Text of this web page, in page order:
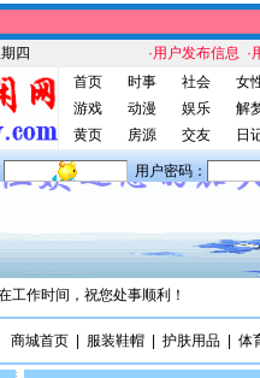
四 ·用户发布信息 ·
首页
时事 社会
女
游戏
动漫 娱乐
解
黄页
房源 交友 日
用户密码：
工作时间，祝您处事顺利！
商城首页| 服装鞋帽| 护肤用品| 体